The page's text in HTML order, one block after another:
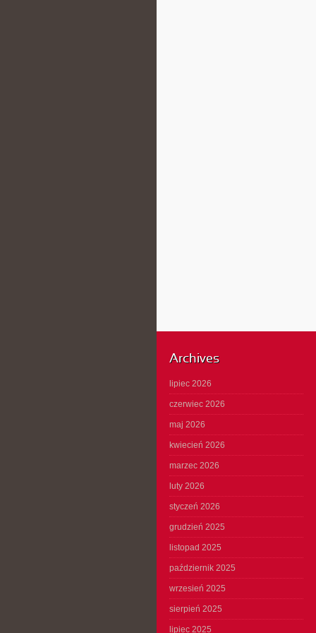
Archives
lipiec 2026
czerwiec 2026
maj 2026
kwiecień 2026
marzec 2026
luty 2026
styczeń 2026
grudzień 2025
listopad 2025
październik 2025
wrzesień 2025
sierpień 2025
lipiec 2025